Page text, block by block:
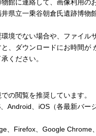
館に連絡して、画像利用の
県立一乗谷朝倉氏遺跡博物
境でない場合や、ファイル
、ダウンロードにお時間が
ください。
の閲覧を推奨しています。
Android、iOS（各最新バー
、Firefox、Google Chrome